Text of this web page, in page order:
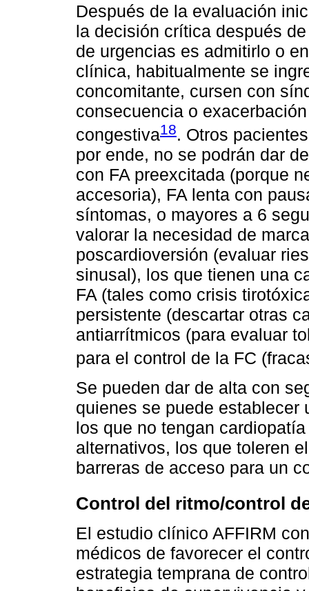
Después de la evaluación
la decisión crítica después
de urgencias es admitirlo o
clínica, habitualmente se
concomitante, cursen con
consecuencia o
congestiva18. Otros
por ende, no se podrán dar
con FA preexcitada (porque
accesoria), FA lenta con
síntomas, o mayores a 6
valorar la necesidad de
poscardioversión (evaluar
sinusal), los que tienen una
FA (tales como crisis
persistente (descartar otras
antiarrítmicos (para evaluar
para el control de la FC
Se pueden dar de alta con
quienes se puede establecer
los que no tengan
alternativos, los que toleren
barreras de acceso para un
Control del ritmo/control
El estudio clínico AFFIRM
médicos de favorecer el
estrategia temprana de